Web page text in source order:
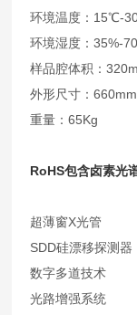
环境温度：15℃-
环境湿度：35%-
样品腔体积：
外形尺寸：
重量：65Kg
RoHS包含卤素光
超薄窗X光管
SDD硅漂移探测器
数字多道技术
光路增强系统